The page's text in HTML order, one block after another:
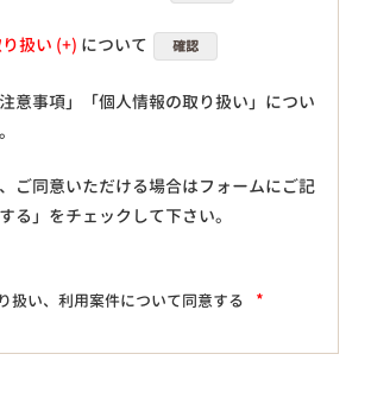
扱い について 確認
注意事項」「個人情報の取り扱い」につい
ご同意いただける場合はフォームにご記
る」をチェックして下さい。
扱い、利用案件について同意する *